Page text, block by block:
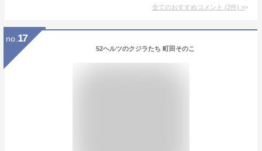
全てのおすすめコメント (2件) >
no. 17
52ヘルツのクジラたち 町田そのこ